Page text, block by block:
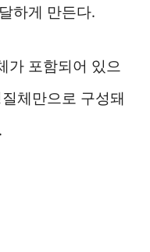
하게 만든다.
가 포함되어 있으
체만으로 구성돼